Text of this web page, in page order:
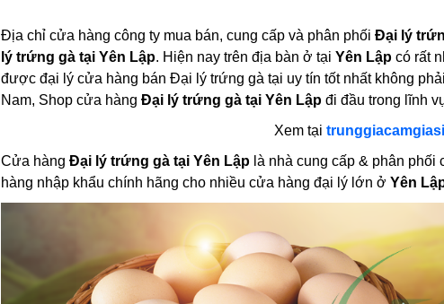
Địa chỉ cửa hàng công ty mua bán, cung cấp và phân phối Đại lý
lý trứng gà tại Yên Lập. Hiện nay trên địa bàn ở tại Yên Lậpcó rất
được đại lý cửa hàng bán Đại lý trứng gà tại uy tín tốt nhất không
Nam, Shop cửa hàng Đại lý trứng gà tại Yên Lậpđi đầu trong lĩnh
Xem tại
Cửa hàng Đại lý trứng gà tại Yên Lậplà nhà cung cấp & phân phối
hàng nhập khẩu chính hãng cho nhiều cửa hàng đại lý lớn ở Yên